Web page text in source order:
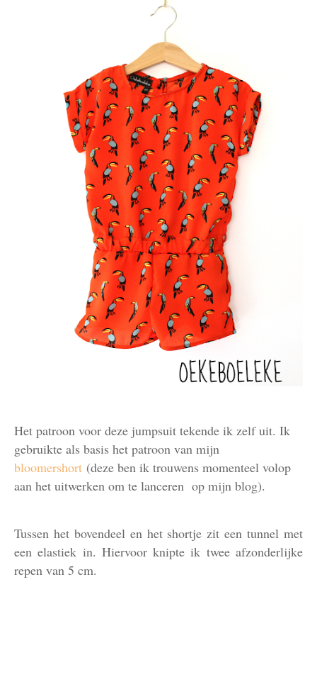
Het patroon voor deze jumpsuit tekende ik zelf uit. Ik
gebruikte als basis het patroon van mijn
bloomershort (deze ben ik trouwens momenteel volop
aan het uitwerken om te lanceren op mijn blog).
Tussen het bovendeel en het shortje zit een tunnel met
een elastiek in. Hiervoor knipte ik twee afzonderlijke
repen van 5 cm.